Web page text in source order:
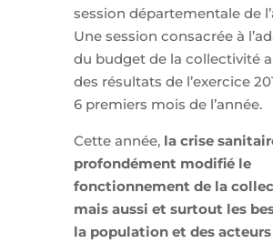
session départementale de
Une session consacrée à
du budget de la collectivité
des résultats de l’exercice
6 premiers mois de l’année.
Cette année, la crise
profondément modifié le
fonctionnement de la
mais aussi et surtout les
la population et des